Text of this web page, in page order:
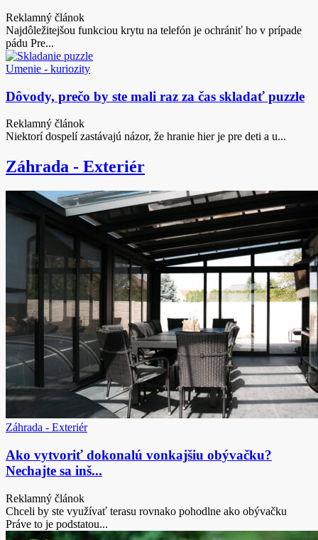
Reklamný článok
Najdôležitejšou funkciou krytu na telefón je ochrániť ho v prípade
pádu Pre...
Umenie - kuriozity
Dôvody, prečo by ste mali raz za čas skladať puzzle
Reklamný článok
Niektorí dospelí zastávajú názor, že hranie hier je pre deti a u...
Záhrada - Exteriér
Záhrada - Exteriér
Ako vytvoriť dokonalú vonkajšiu obývačku?
Nechajte sa inš...
Reklamný článok
Chceli by ste využívať terasu rovnako pohodlne ako obývačku
Práve to je podstatou...